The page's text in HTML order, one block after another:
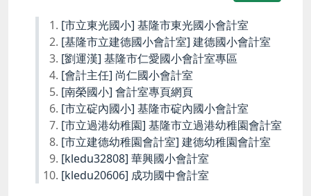
[市立東光國小] 基隆市東光國小會計室
[基隆市立建德國小會計室] 建德國小會計室
[劉運漢] 基隆市仁愛國小會計室專區
[會計主任] 尚仁國小會計室
[南榮國小] 會計室專頁網頁
[市立碇內國小] 基隆市碇內國小會計室
[市立過港幼稚園] 基隆市立過港幼稚園會計室
[市立建德幼稚園會計室] 建德幼稚園會計室
[kledu32808] 華興國小會計室
[kledu20606] 成功國中會計室